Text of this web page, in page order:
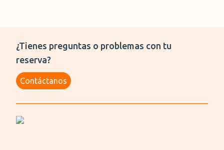
¿Tienes preguntas o problemas con tu
reserva?
Contáctanos